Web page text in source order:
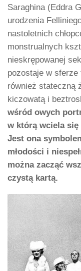
Saraghina (Eddra
urodzenia
nastoletnich
monstrualnych
nieskrępowanej
pozostaje w sferze
również stateczną
kiczowatą i
wśród owych
w którą wciela się
Jest ona
młodości i
można zacząć
czystą kartą.